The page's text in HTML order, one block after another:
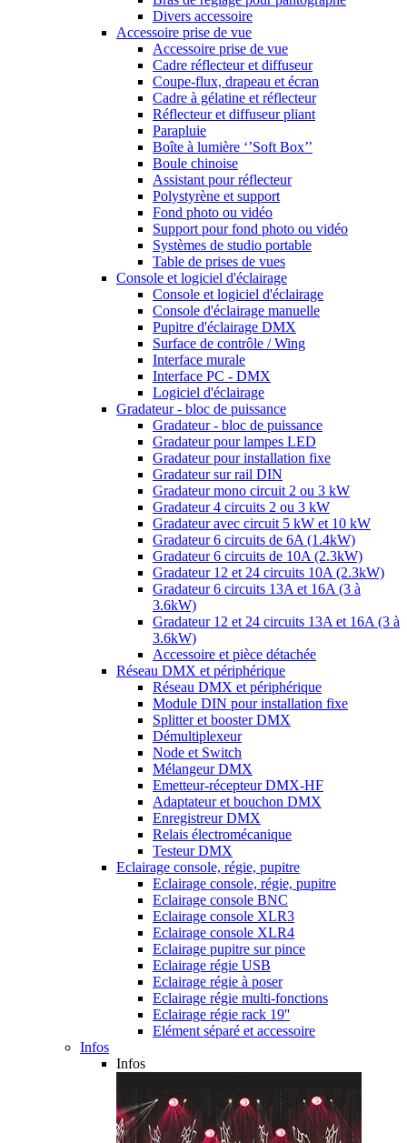
Divers accessoire
Accessoire prise de vue
Accessoire prise de vue
Cadre réflecteur et diffuseur
Coupe-flux, drapeau et écran
Cadre à gélatine et réflecteur
Réflecteur et diffuseur pliant
Parapluie
Boîte à lumière ‘’Soft Box’’
Boule chinoise
Assistant pour réflecteur
Polystyrène et support
Fond photo ou vidéo
Support pour fond photo ou vidéo
Systèmes de studio portable
Table de prises de vues
Console et logiciel d'éclairage
Console et logiciel d'éclairage
Console d'éclairage manuelle
Pupitre d'éclairage DMX
Surface de contrôle / Wing
Interface murale
Interface PC - DMX
Logiciel d'éclairage
Gradateur - bloc de puissance
Gradateur - bloc de puissance
Gradateur pour lampes LED
Gradateur pour installation fixe
Gradateur sur rail DIN
Gradateur mono circuit 2 ou 3 kW
Gradateur 4 circuits 2 ou 3 kW
Gradateur avec circuit 5 kW et 10 kW
Gradateur 6 circuits de 6A (1.4kW)
Gradateur 6 circuits de 10A (2.3kW)
Gradateur 12 et 24 circuits 10A (2.3kW)
Gradateur 6 circuits 13A et 16A (3 à
3.6kW)
Gradateur 12 et 24 circuits 13A et 16A (3 à
3.6kW)
Accessoire et pièce détachée
Réseau DMX et périphérique
Réseau DMX et périphérique
Module DIN pour installation fixe
Splitter et booster DMX
Démultiplexeur
Node et Switch
Mélangeur DMX
Emetteur-récepteur DMX-HF
Adaptateur et bouchon DMX
Enregistreur DMX
Relais électromécanique
Testeur DMX
Eclairage console, régie, pupitre
Eclairage console, régie, pupitre
Eclairage console BNC
Eclairage console XLR3
Eclairage console XLR4
Eclairage pupitre sur pince
Eclairage régie USB
Eclairage régie à poser
Eclairage régie multi-fonctions
Eclairage régie rack 19''
Elément séparé et accessoire
Infos
Infos